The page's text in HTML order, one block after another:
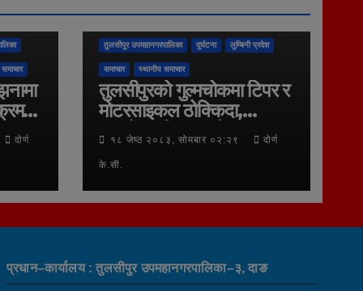
दोर्ण
तुलसीपुर उपमहानगरपालिका दुर्घटना लुम्बिनी प्रदेश
समाचार स्थानीय समाचार
तुलसीपुरको गुल्मचोकमा टिपर र
मोटरसाइकल ठोक्किदा,
बावुछोरा गम्भिर घाइते,
नेपालगन्ज रिफर
१८ जेष्ठ २०८३, सोमबार ०२:२९ दोर्ण
के.सी.
प्रधान–कार्यालय : तुलसीपुर उपमहानगरपालिका–३, दाङ